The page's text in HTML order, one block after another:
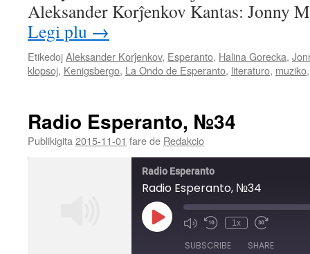
Aleksander Korĵenkov Kantas: Jonny
Legi plu →
EtikedojAleksander Korĵenkov, Esperanto, Halina Gorecka,
klopsoj, Kenigsbergo, La Ondo de Esperanto, literaturo, muziko
Radio Esperanto, №34
Publikigita 2015-11-01 fare de Redakcio
Radio Esperanto
Radio Esperanto, №34
Play
Episode Mute/Unmute
Rewind
Seconds
1x
Fast
30
SUBSCRIBE SHARE